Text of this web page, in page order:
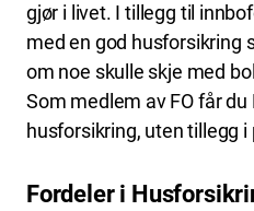
gjør i livet. I tillegg til
med en god husforsikring
om noe skulle skje med
Som medlem av FO får du
husforsikring, uten tillegg i
Fordeler i